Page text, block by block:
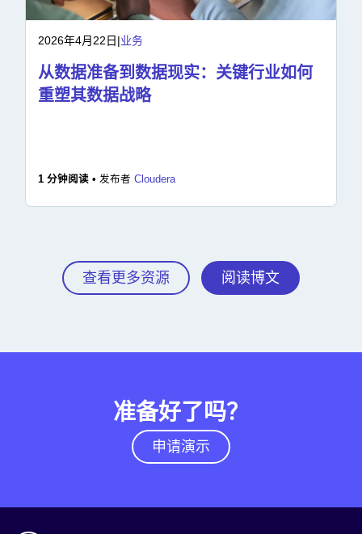
2026年4月22日 |业务
从数据准备到数据现实：关键行业如何
重塑其数据战略
1 分钟阅读 • 发布者 Cloudera
查看更多资源 阅读博文
准备好了吗？
申请演示